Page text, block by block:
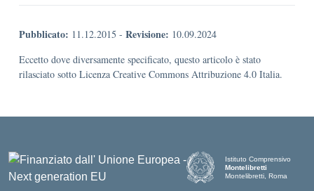
Pubblicato: 11.12.2015 - Revisione: 10.09.2024
Eccetto dove diversamente specificato, questo articolo è stato
rilasciato sotto Licenza Creative Commons Attribuzione 4.0 Italia.
Istituto Comprensivo
Montelibretti
Montelibretti, Roma